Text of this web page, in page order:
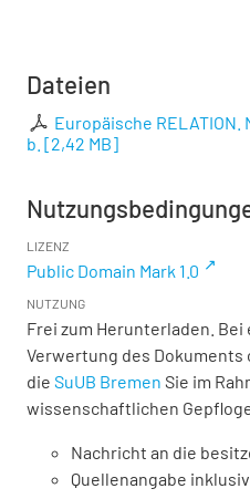
Dateien
Europäische RELATION.
b. [2,42 MB]
LIZENZ
Public Domain Mark 1.0
NUTZUNG
Frei zum Herunterladen.
Verwertung des Dokuments
die SuUB Bremen Sie im
wissenschaftlichen
Nachricht an die
Quellenangabe